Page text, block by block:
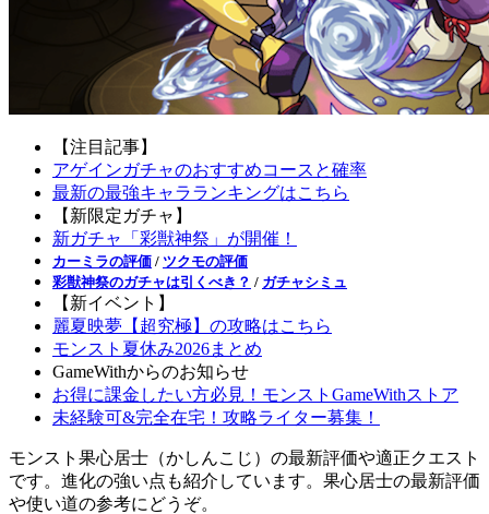
【注目記事】
アゲインガチャのおすすめコースと確率
最新の最強キャラランキングはこちら
【新限定ガチャ】
新ガチャ「彩獣神祭」が開催！
カーミラの評価 / ツクモの評価
彩獣神祭のガチャは引くべき？ / ガチャシミュ
【新イベント】
麗夏映夢【超究極】の攻略はこちら
モンスト夏休み2026まとめ
GameWithからのお知らせ
お得に課金したい方必見！モンストGameWithストア
未経験可&完全在宅！攻略ライター募集！
モンスト果心居士（かしんこじ）の最新評価や適正クエスト
です。進化の強い点も紹介しています。果心居士の最新評価
や使い道の参考にどうぞ。